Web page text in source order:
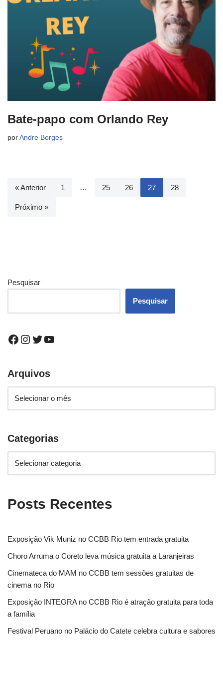
Bate-papo com Orlando Rey
por Andre Borges
« Anterior 1 … 25 26 27 28
Próximo »
Pesquisar
Pesquisar
Arquivos
Categorias
Posts Recentes
Exposição Vik Muniz no CCBB Rio tem entrada gratuita
Choro Arruma o Coreto leva música gratuita a Laranjeiras
Cinemateca do MAM no CCBB tem sessões gratuitas de
cinema no Rio
Exposição INTEGRA no CCBB Rio é atração gratuita para toda
a família
Festival Peruano no Palácio do Catete celebra cultura e sabores